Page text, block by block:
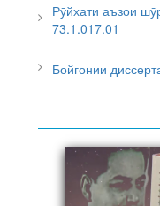
Рӯйхати аъзои
73.1.017.01
Бойгонии